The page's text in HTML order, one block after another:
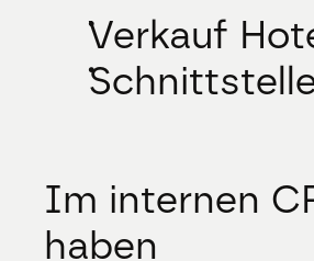
Verkauf
Im internen
haben